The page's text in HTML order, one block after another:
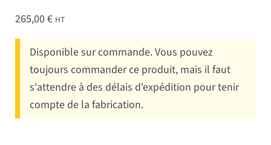
265,00€ HT
Disponible sur commande. Vous pouvez
toujours commander ce produit, mais il faut
s'attendre à des délais d'expédition pour tenir
compte de la fabrication.